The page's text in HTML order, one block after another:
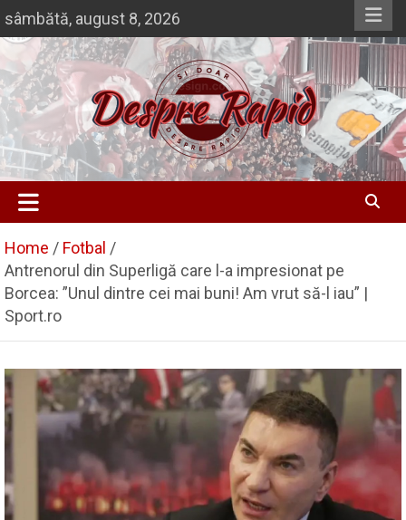
Skip
to
content
sâmbătă, august 8, 2026
Despre Rapid
Si doar … despre Rapid
Home
Fotbal
Antrenorul din Superligă care l-a impresionat pe
Borcea: ”Unul dintre cei mai buni! Am vrut să-l iau” |
Sport.ro